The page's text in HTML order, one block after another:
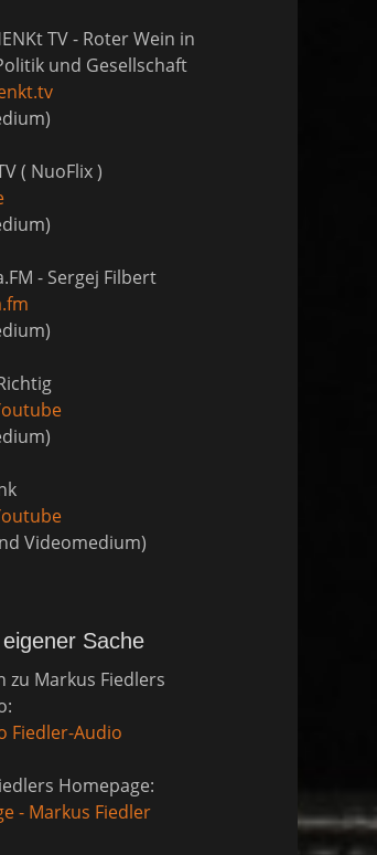
TV - Roter Wein in
und Gesellschaft
( NuoFlix )
- Sergej Filbert
Videomedium)
Sache
zu Markus Fiedlers
Fiedler-Audio
Homepage:
- Markus Fiedler